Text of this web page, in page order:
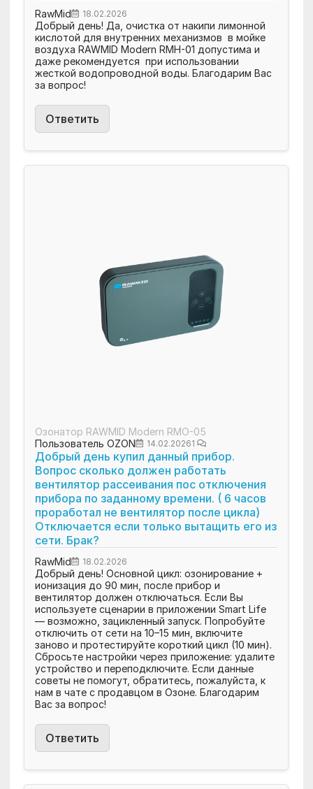
RawMid 18.02.2026
Добрый день! Да, очистка от накипи лимонной
кислотой для внутренних механизмов в мойке
воздуха RAWMID Modern RMH-01 допустима и
даже рекомендуется при использовании
жесткой водопроводной воды. Благодарим Вас
за вопрос!
Ответить
Озонатор RAWMID Modern RMO-05
Пользователь OZON
14.02.20261
Добрый день купил данный прибор.
Вопрос сколько должен работать
вентилятор рассеивания пос отключения
прибора по заданному времени. ( 6 часов
проработал не вентилятор после цикла)
Отключается если только вытащить его из
сети. Брак?
RawMid 18.02.2026
Добрый день! Основной цикл: озонирование +
ионизация до 90 мин, после прибор и
вентилятор должен отключаться. Если Вы
используете сценарии в приложении Smart Life
— возможно, зацикленный запуск. Попробуйте
отключить от сети на 10–15 мин, включите
заново и протестируйте короткий цикл (10 мин).
Сбросьте настройки через приложение: удалите
устройство и переподключите. Если данные
советы не помогут, обратитесь, пожалуйста, к
нам в чате с продавцом в Озоне. Благодарим
Вас за вопрос!
Ответить